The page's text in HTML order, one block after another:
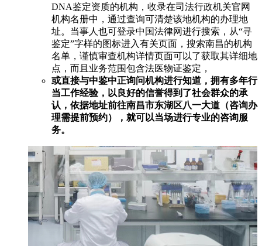
DNA鉴定资质的机构，收录在司法行政机关官网
机构名册中，通过查询可清楚该地机构的办理地
址。当事人也可登录中国法律网进行搜索，从“寻
鉴定”字样的图标进入有关页面，搜索南昌的机构
名单，谨慎审查机构详情页面可以了获取其详细地
点，而且业务范围包含法医物证鉴定，
或直接与中鉴中正询问机构进行知道，拥有多年行
当工作经验，以良好的信誉得到了社会群众的承
认，依据地址前往南昌市东湖区八一大道（咨询办
理需提前预约），就可以当场进行专业的咨询服
务。